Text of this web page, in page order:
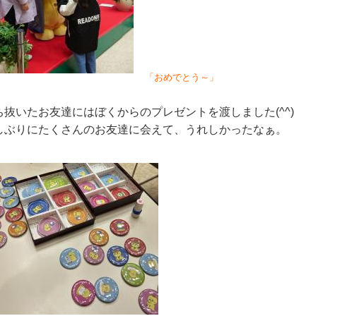
「おめでとう～」
抜いたお友達にはぼくからのプレゼントを渡しました(^^)
ぶりにたくさんのお友達に会えて、うれしかったなぁ。